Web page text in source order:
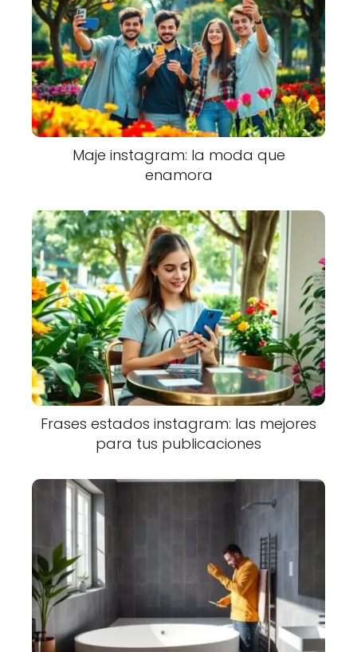
Maje instagram: la moda que
enamora
Frases estados instagram: las mejores
para tus publicaciones